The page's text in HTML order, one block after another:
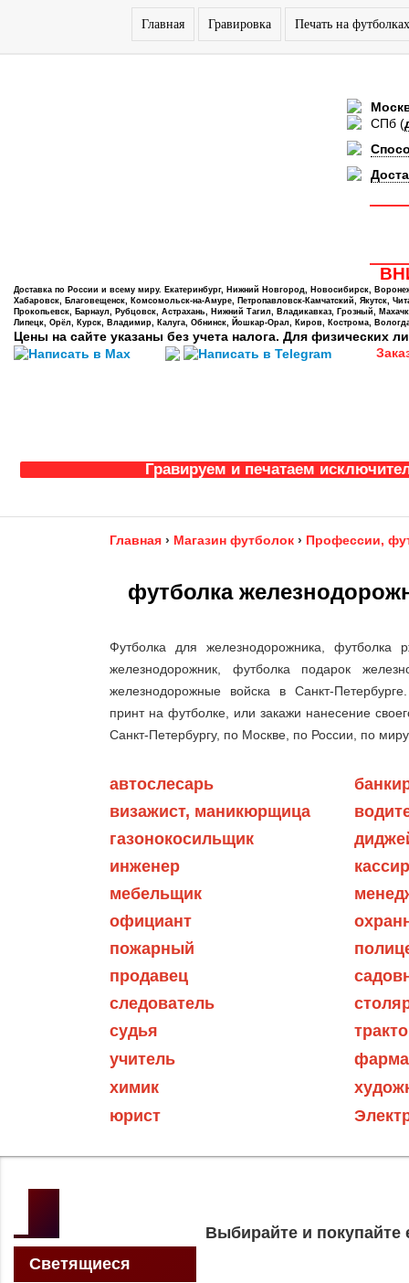
Главная Гравировка Печать на футболках
СПб (
Доставка по России и всему миру. Екатеринбург, Нижний Новгород, Новосибирск,
Хабаровск, Благовещенск, Комсомольск-на-Амуре, Петропавловск-Камчатский, Якутск,
Прокопьевск, Барнаул, Рубцовск, Астрахань, Нижний Тагил, Владикавказ, Грозный,
Липецк, Орёл, Курск, Владимир, Калуга, Обнинск, Йошкар-Орал, Киров, Кострома,
Цены на сайте указаны без учета налога. Для физических
Гравируем и печатаем
Главная › Магазин футболок › Профессии,
футболка
Футболка для железнодорожника, футболка
железнодорожник, футболка подарок
железнодорожные войска в Санкт-
принт на футболке, или закажи нанесение
Санкт-Петербургу, по Москве, по России, по
автослесарь
визажист, маникюрщица
газонокосильщик
инженер
кассир
мебельщик
официант
пожарный
продавец
следователь
судья
учитель
химик
юрист
Светящиеся
Выбирайте и